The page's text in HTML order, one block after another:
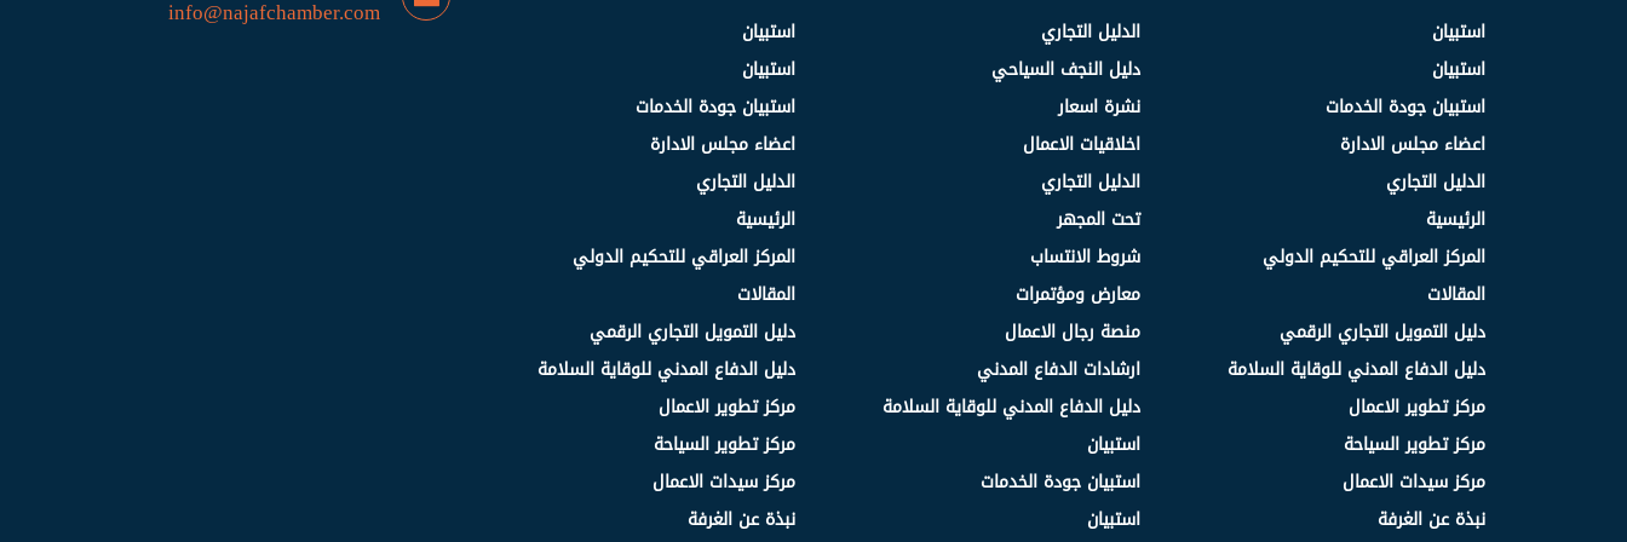
استبيان
استبيان
استبيان جودة الخدمات
اعضاء مجلس الادارة
الدليل التجاري
الرئيسية
المركز العراقي للتحكيم الدولي
المقالات
دليل التمويل التجاري الرقمي
دليل الدفاع المدني للوقاية السلامة
مركز تطوير الاعمال
مركز تطوير السياحة
مركز سيدات الاعمال
نبذة عن الغرفة
الدليل التجاري
دليل النجف السياحي
نشرة اسعار
اخلاقيات الاعمال
الدليل التجاري
تحت المجهر
شروط الانتساب
معارض ومؤتمرات
منصة رجال الاعمال
ارشادات الدفاع المدني
دليل الدفاع المدني للوقاية السلامة
استبيان
استبيان جودة الخدمات
استبيان
استبيان
استبيان
استبيان جودة الخدمات
اعضاء مجلس الادارة
الدليل التجاري
الرئيسية
المركز العراقي للتحكيم الدولي
المقالات
دليل التمويل التجاري الرقمي
دليل الدفاع المدني للوقاية السلامة
مركز تطوير الاعمال
مركز تطوير السياحة
مركز سيدات الاعمال
نبذة عن الغرفة
info@najafchamber.com